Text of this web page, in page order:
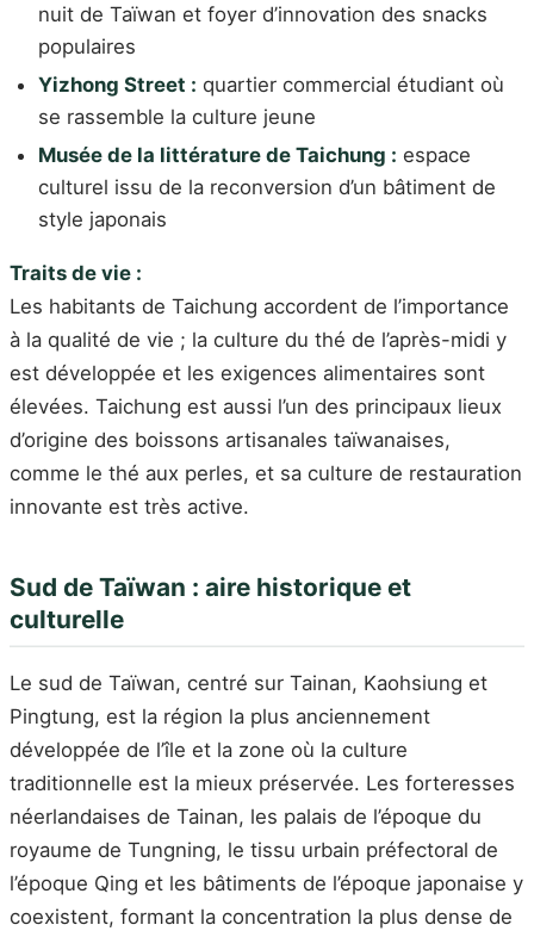
nuit de Taïwan et foyer d’innovation des snacks
populaires
Yizhong Street : quartier commercial étudiant où
se rassemble la culture jeune
Musée de la littérature de Taichung : espace
culturel issu de la reconversion d’un bâtiment de
style japonais
Traits de vie :
Les habitants de Taichung accordent de l’importance
à la qualité de vie ; la culture du thé de l’après-midi y
est développée et les exigences alimentaires sont
élevées. Taichung est aussi l’un des principaux lieux
d’origine des boissons artisanales taïwanaises,
comme le thé aux perles, et sa culture de restauration
innovante est très active.
Sud de Taïwan : aire historique et
culturelle
Le sud de Taïwan, centré sur Tainan, Kaohsiung et
Pingtung, est la région la plus anciennement
développée de l’île et la zone où la culture
traditionnelle est la mieux préservée. Les forteresses
néerlandaises de Tainan, les palais de l’époque du
royaume de Tungning, le tissu urbain préfectoral de
l’époque Qing et les bâtiments de l’époque japonaise y
coexistent, formant la concentration la plus dense de